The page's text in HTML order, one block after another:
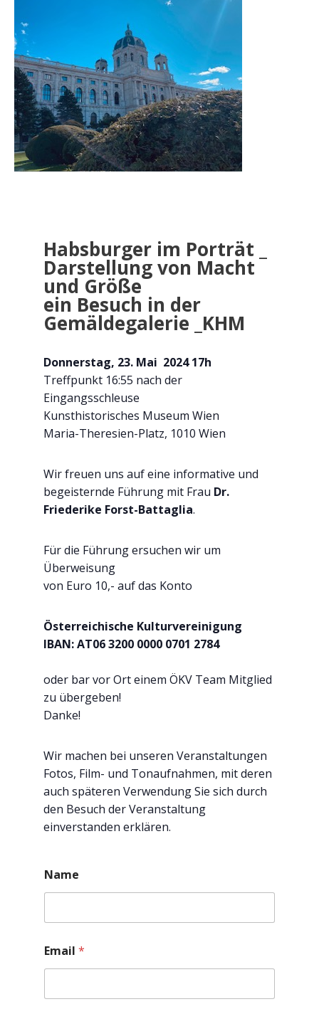
Habsburger im Porträt _
Darstellung von Macht
und Größe
ein Besuch in der
Gemäldegalerie _KHM
Donnerstag, 23. Mai 2024 17h
Treffpunkt 16:55 nach der
Eingangsschleuse
Kunsthistorisches Museum Wien
Maria-Theresien-Platz, 1010 Wien
Wir freuen uns auf eine informative und
begeisternde Führung mit Frau Dr.
Friederike Forst-Battaglia.
Für die Führung ersuchen wir um
Überweisung
von Euro 10,- auf das Konto
Österreichische Kulturvereinigung
IBAN: AT06 3200 0000 0701 2784
oder bar vor Ort einem ÖKV Team Mitglied
zu übergeben!
Danke!
Wir machen bei unseren Veranstaltungen
Fotos, Film- und Tonaufnahmen, mit deren
auch späteren Verwendung Sie sich durch
den Besuch der Veranstaltung
einverstanden erklären.
Name
Email *